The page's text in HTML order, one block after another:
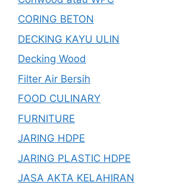
CORING BETON
DECKING KAYU ULIN
Decking Wood
Filter Air Bersih
FOOD CULINARY
FURNITURE
JARING HDPE
JARING PLASTIC HDPE
JASA AKTA KELAHIRAN